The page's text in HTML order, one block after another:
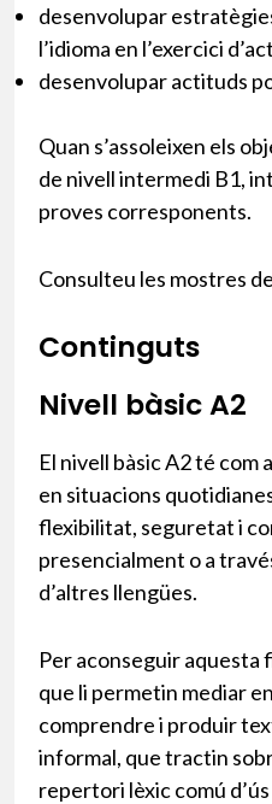
desenvolupar
l’idioma en l’exercici
desenvolupar actituds
Quan s’assoleixen els
de nivell intermedi B1,
proves corresponents.
Consulteu les mostres
Continguts
Nivell bàsic A2
El nivell bàsic A2 té com
en situacions
flexibilitat, seguretat i
presencialment o a
d’altres llengües.
Per aconseguir aquesta
que li permetin mediar
comprendre i produir
informal, que tractin
repertori lèxic comú